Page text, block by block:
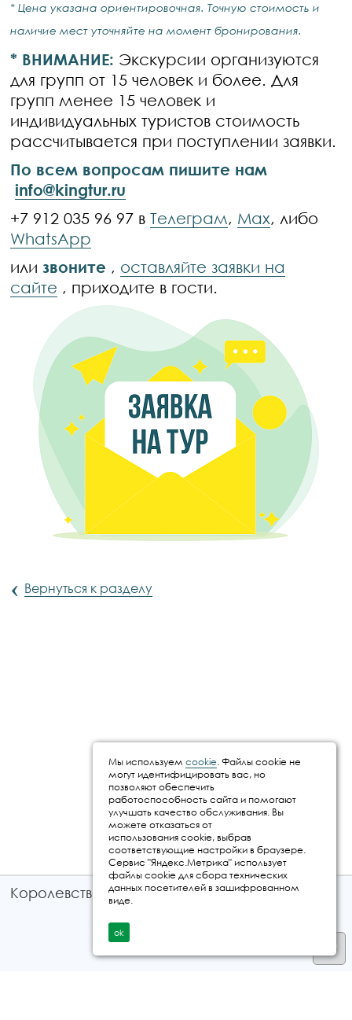
* Цена указана ориентировочная. Точную стоимость и
наличие мест уточняйте на момент бронирования.
* ВНИМАНИЕ: Экскурсии организуются
для групп от 15 человек и более. Для
групп менее 15 человек и
индивидуальных туристов стоимость
рассчитывается при поступлении заявки.
По всем вопросам пишите нам
info@kingtur.ru
+7 912 035 96 97 вТелеграм, Max, либо
WhatsApp
илизвоните , оставляйте заявки на
сайте , приходите в гости.
‹ Вернуться к разделу
Королевство путешествий © 2026
Мы используем cookie. Файлы cookie не
могут идентифицировать вас, но
позволяют обеспечить
работоспособность сайта и помогают
улучшать качество обслуживания. Вы
можете отказаться от
использования cookie, выбрав
соответствующие настройки в браузере.
Сервис "Яндекс.Метрика" использует
файлы cookie для сбора технических
данных посетителей в зашифрованном
виде.
ok